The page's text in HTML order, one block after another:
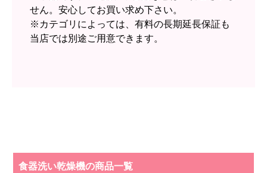
せん。安心してお買い求め下さい。
※カテゴリによっては、有料の長期延長保証も
当店では別途ご用意できます。
食器洗い乾燥機の商品一覧